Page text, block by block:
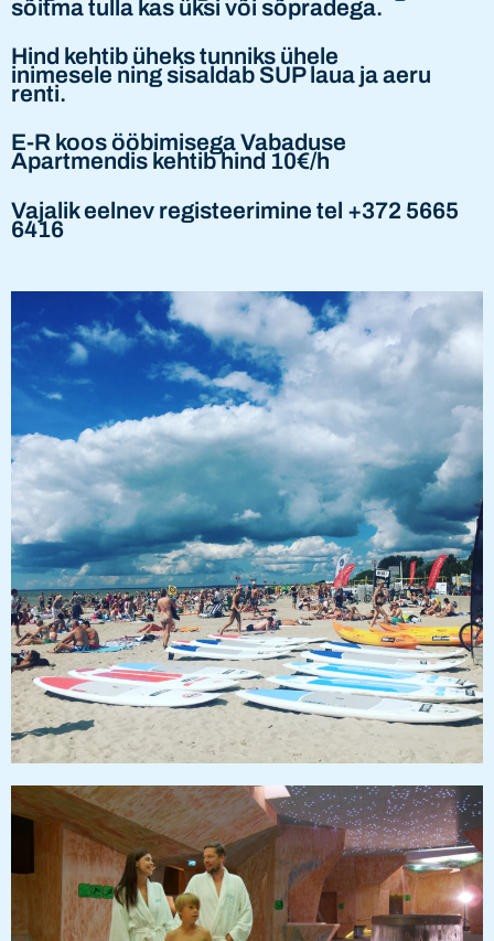
sõitma tulla kas üksi või sõpradega.
Hind kehtib üheks tunniks ühele
inimesele ning sisaldab SUP laua ja aeru
renti.
E-R koos ööbimisega Vabaduse
Apartmendis kehtib hind 10€/h
Vajalik eelnev registeerimine tel +372 5665
6416